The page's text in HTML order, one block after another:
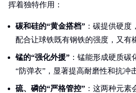
挥着独特作用：
碳和硅的“黄金搭档” ：碳提供硬度
配合让球铁既有钢铁的强度，又有
锰的“强化外援” ：锰能形成硬质碳
“防弹衣”，显著提高耐磨性和抗冲
硫、磷的“严格管控” ：这两种元素